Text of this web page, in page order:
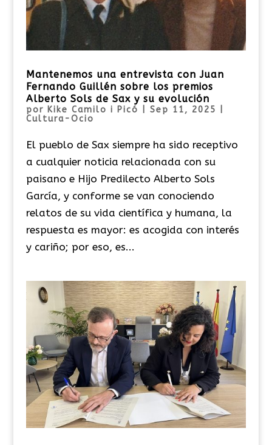
Mantenemos una entrevista con Juan
Fernando Guillén sobre los premios
Alberto Sols de Sax y su evolución
por Kike Camilo i Picó Sep 11, 2025
Cultura-Ocio
El pueblo de Sax siempre ha sido receptivo
a cualquier noticia relacionada con su
paisano e Hijo Predilecto Alberto Sols
García, y conforme se van conociendo
relatos de su vida científica y humana, la
respuesta es mayor: es acogida con interés
y cariño; por eso, es...